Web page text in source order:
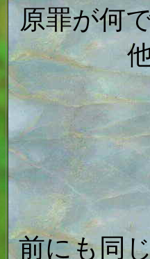
原罪が何
前にも同